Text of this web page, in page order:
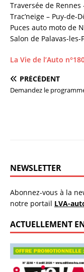
Traversée de
Trac’neige – Puy-de-
Puces auto moto de
Salon de Palavas-
La Vie de l’Auto
PRÉCÉDENT
Demandez le
NEWSLETTER
Abonnez-vous à la
notre portail LVA-
ACTUELLEMENT